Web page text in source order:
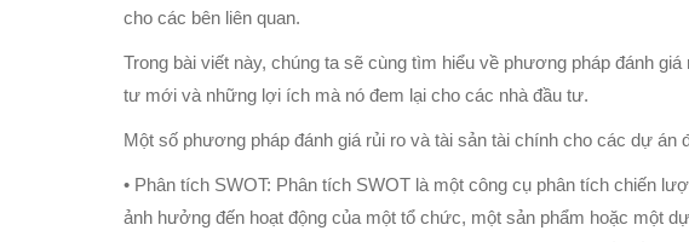
cho các bên liên quan.
Trong bài viết này, chúng ta sẽ cùng tìm hiểu về phương pháp đánh
tư mới và những lợi ích mà nó đem lại cho các nhà đầu tư.
Một số phương pháp đánh giá rủi ro và tài sản tài chính cho các dự án
• Phân tích SWOT: Phân tích SWOT là một công cụ phân tích chiến
ảnh hưởng đến hoạt động của một tổ chức, một sản phẩm hoặc một